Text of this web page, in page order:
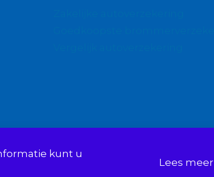
kunt u
Lees meer